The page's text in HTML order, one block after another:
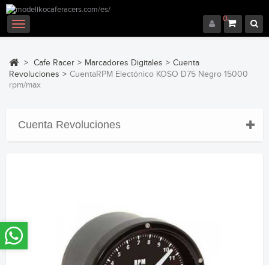
0
Navegación
Toggle
> Cafe Racer > Marcadores Digitales > Cuenta
Revoluciones > CuentaRPM Electónico KOSO D75 Negro 15000
rpm/max
Cuenta Revoluciones